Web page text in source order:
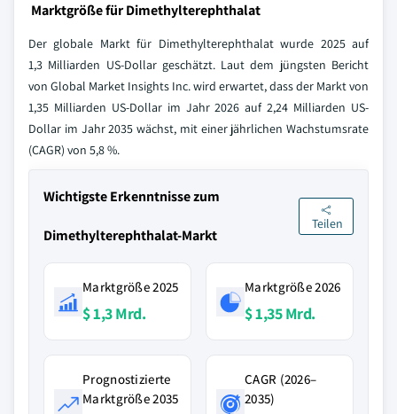
Marktgröße für Dimethylterephthalat
Der globale Markt für Dimethylterephthalat wurde 2025 auf
1,3 Milliarden US-Dollar geschätzt. Laut dem jüngsten Bericht
von Global Market Insights Inc. wird erwartet, dass der Markt von
1,35 Milliarden US-Dollar im Jahr 2026 auf 2,24 Milliarden US-
Dollar im Jahr 2035 wächst, mit einer jährlichen Wachstumsrate
(CAGR) von 5,8 %.
Wichtigste Erkenntnisse zum
Dimethylterephthalat-Markt
Teilen
Marktgröße 2025
$ 1,3 Mrd.
Marktgröße 2026
$ 1,35 Mrd.
Prognostizierte
Marktgröße 2035
CAGR (2026–
2035)